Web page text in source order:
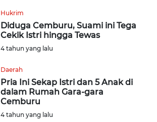
Hukrim
Diduga Cemburu, Suami ini Tega
Cekik Istri hingga Tewas
4 tahun yang lalu
Daerah
Pria Ini Sekap Istri dan 5 Anak di
dalam Rumah Gara-gara
Cemburu
4 tahun yang lalu